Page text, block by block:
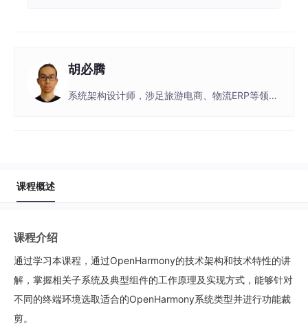
胡必腾
系统架构设计师，涉足旅游电商、物流ERP等领
课程概述
课程介绍
通过学习本课程，通过OpenHarmony的技术架构和技术特性的讲
解，掌握相关子系统及典型组件的工作原理及实现方式，能够针对
不同的终端环境选取适合的OpenHarmony系统类型并进行功能裁
剪。